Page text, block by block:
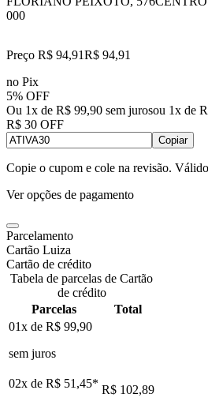
000
Preço R$ 94,91R$ 94,91
no Pix
5% OFF
Ou 1x de R$ 99,90 sem jurosou 1x de
R$ 30 OFF
Copiar
Copie o cupom e cole na revisão.
Ver opções de pagamento
Parcelamento
Cartão Luiza
Cartão de crédito
Tabela de parcelas de Cartão
de crédito
Parcelas
Total
01x de R$ 99,90
sem juros
02x de R$ 51,45* R$ 102,89